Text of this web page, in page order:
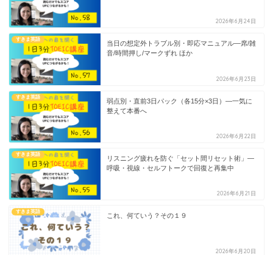
2026年6月24日
すきま英語
当日の想定外トラブル別・即応マニュアル—席/雑
音/時間押し/マークずれ ほか
2026年6月23日
すきま英語
弱点別・直前3日パック（各15分×3日）—一気に
整えて本番へ
2026年6月22日
すきま英語
リスニング疲れを防ぐ「セット間リセット術」—
呼吸・視線・セルフトークで回復と再集中
2026年6月21日
すきま英語
これ、何ていう？その１９
2026年6月20日